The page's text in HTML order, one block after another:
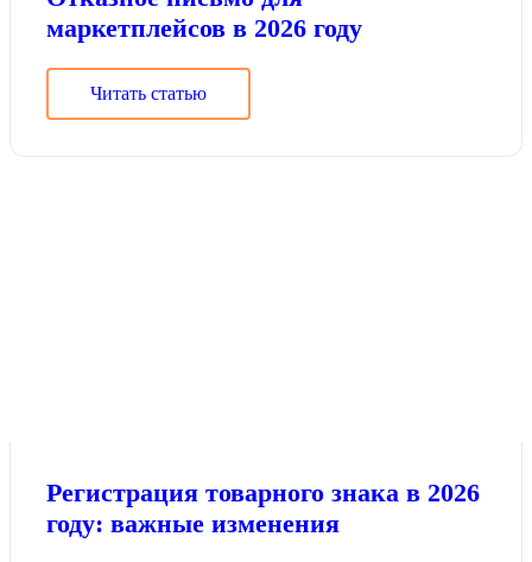
маркетплейсов в 2026 году
Читать статью
Регистрация товарного знака в 2026
году: важные изменения